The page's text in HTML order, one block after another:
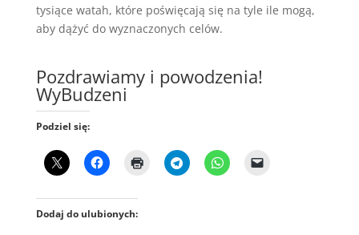
tysiące watah, które poświęcają się na tyle ile mogą,
aby dążyć do wyznaczonych celów.
Pozdrawiamy i powodzenia!
WyBudzeni
Podziel się:
Dodaj do ulubionych: